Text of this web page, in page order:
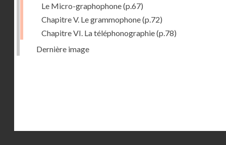
Le Micro-graphophone(p.67)
Chapitre V. Le grammophone(p.72)
Chapitre VI. La téléphonographie(p.78)
Dernière image